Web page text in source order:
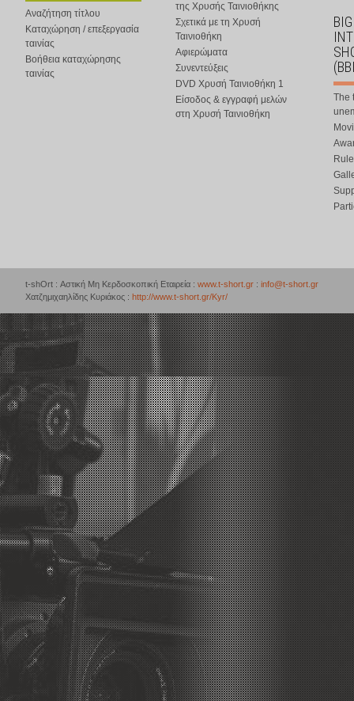
Αναζήτηση τίτλου
Καταχώρηση / επεξεργασία
ταινίας
Βοήθεια καταχώρησης
ταινίας
της Χρυσής Ταινιοθήκης
Σχετικά με τη Χρυσή
Ταινιοθήκη
Αφιερώματα
Συνεντεύξεις
DVD Χρυσή Ταινιοθήκη 1
Είσοδος & εγγραφή μελών
στη Χρυσή Ταινιοθήκη
The
t-shOrt : Αστική Μη Κερδοσκοπική Εταιρεία : www.t-short.gr : info@t-short.gr
Χατζημιχαηλίδης Κυριάκος : http://www.t-short.gr/Kyr/